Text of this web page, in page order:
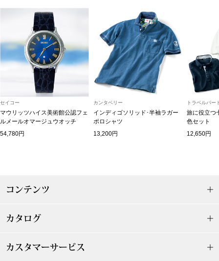
アクセサリー
Tシャツ／カッ
ポロシャツ
トレーナー／
セーター／カ
セイコー
マウリッツハイス美術館公認フェ
ルメールオマージュウオッチ
54,780円
カンタベリー
インディゴソリッド･半袖ラガー
ポロシャツ
13,200円
トラベルパー
旅に役立つ
色セット
12,650円
コンテンツ
カタログ
カスタマーサービス